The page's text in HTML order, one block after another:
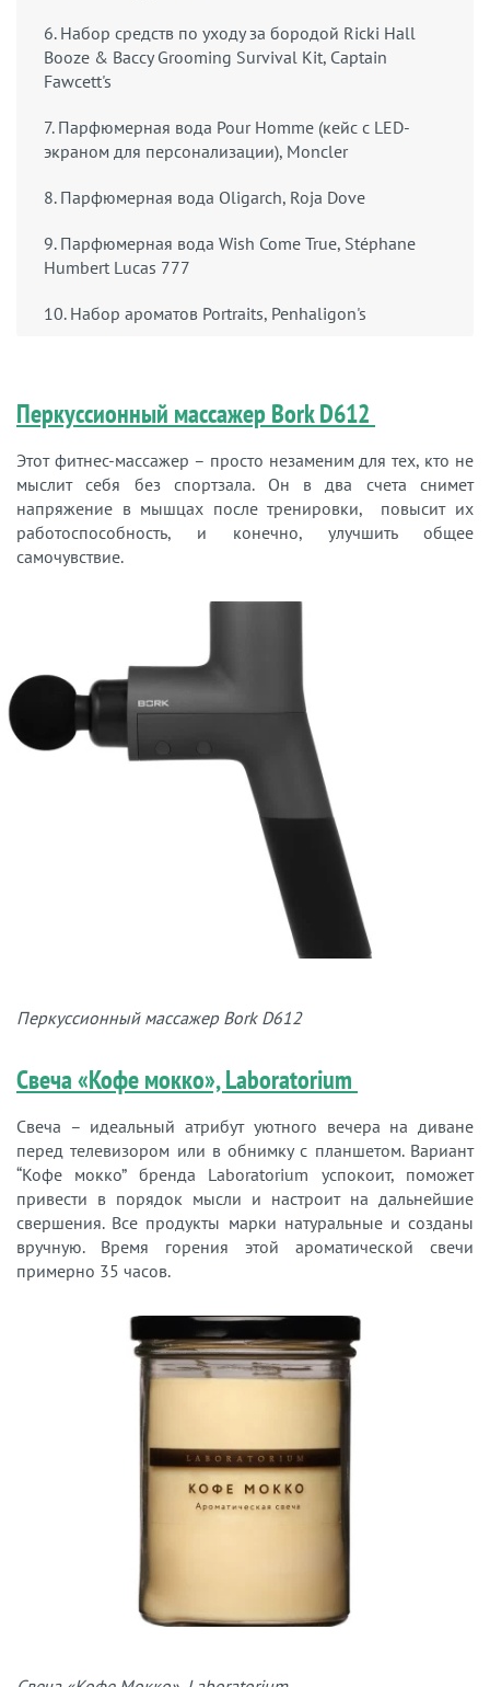
6. Набор средств по уходу за бородой Ricki Hall
Booze & Baccy Grooming Survival Kit, Captain
Fawcett's
7. Парфюмерная вода Pour Homme (кейс с LED-
экраном для персонализации), Moncler
8. Парфюмерная вода Oligarch, Roja Dove
9. Парфюмерная вода Wish Come True, Stéphane
Humbert Lucas 777
10. Набор ароматов Portraits, Penhaligon's
Перкуссионный массажер Bork D612
Этот фитнес-массажер – просто незаменим для тех, кто не
мыслит себя без спортзала. Он в два счета снимет
напряжение в мышцах после тренировки, повысит их
работоспособность, и конечно, улучшить общее
самочувствие.
Перкуссионный массажер Bork D612
Свеча «Кофе мокко», Laboratorium
Свеча – идеальный атрибут уютного вечера на диване
перед телевизором или в обнимку с планшетом. Вариант
“Кофе мокко” бренда Laboratorium успокоит, поможет
привести в порядок мысли и настроит на дальнейшие
свершения. Все продукты марки натуральные и созданы
вручную. Время горения этой ароматической свечи
примерно 35 часов.